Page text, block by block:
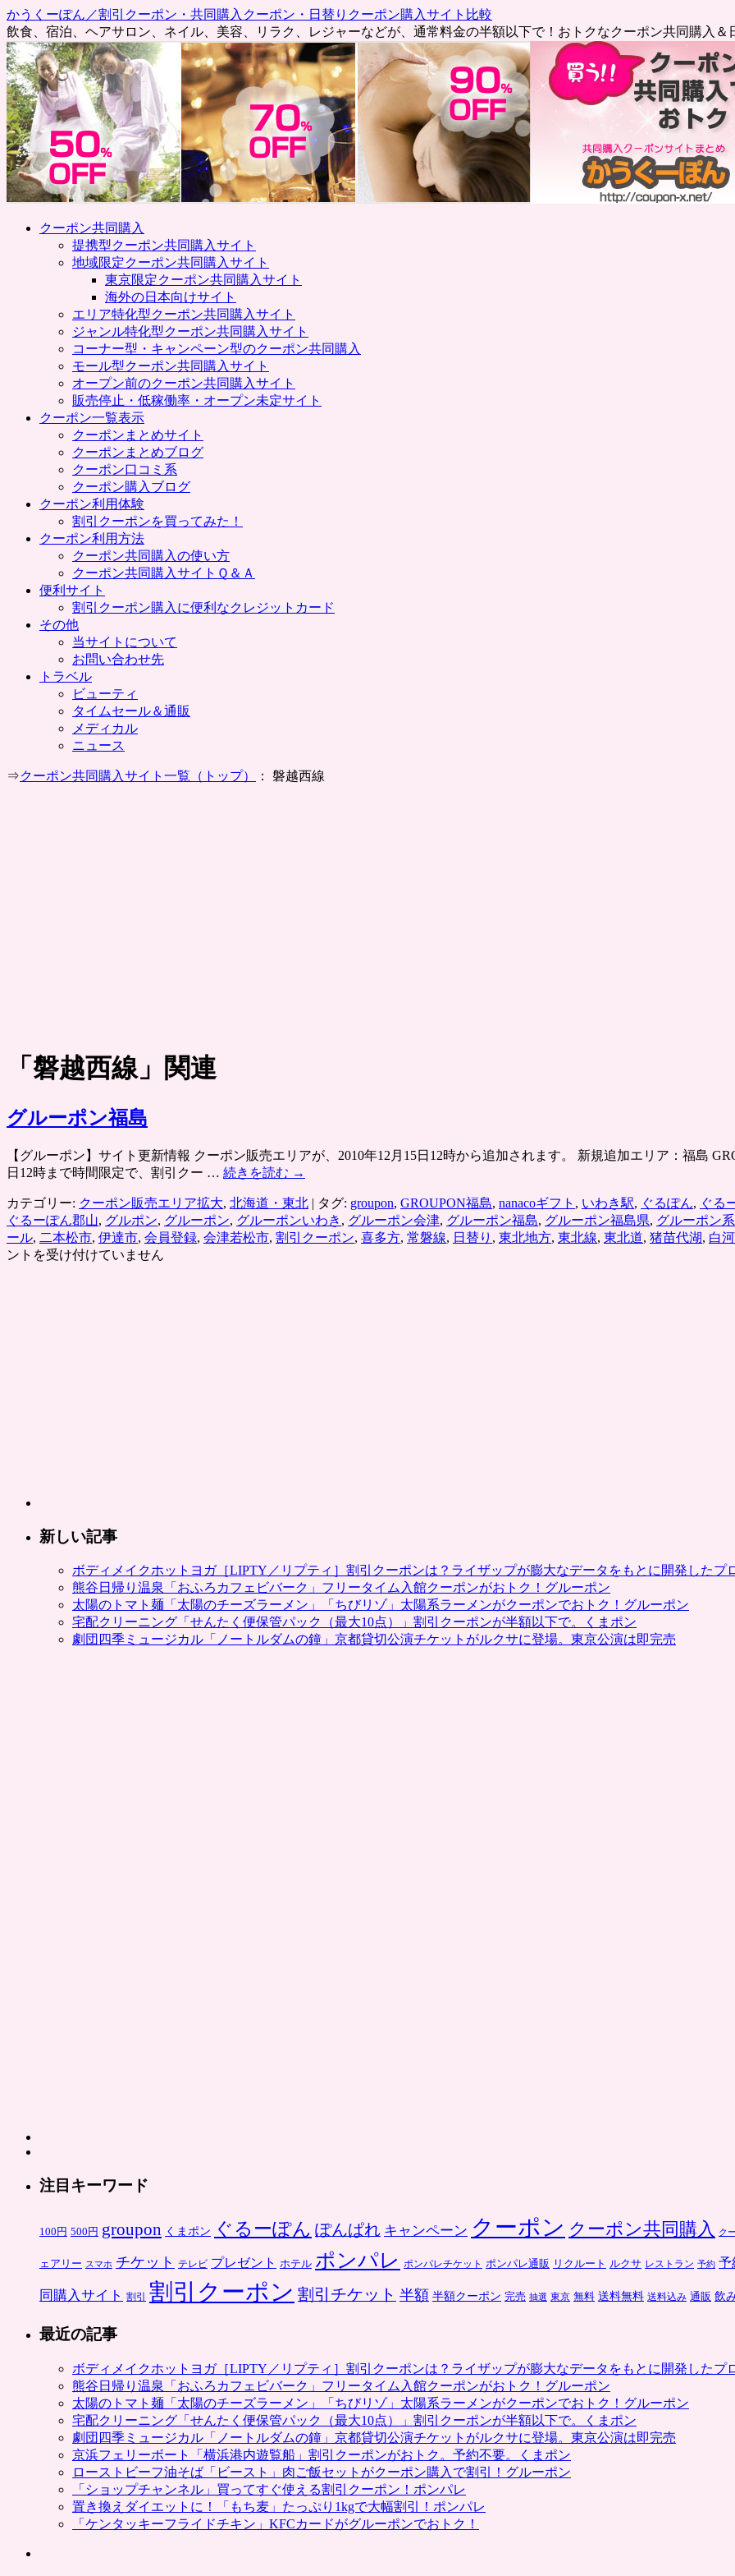
かうくーぽん／割引クーポン・共同購入クーポン・日替りクーポン購入サイト比較
飲食、宿泊、ヘアサロン、ネイル、美容、リラク、レジャーなどが、通常料金の半額以下で！おトクなクーポン共同購入
クーポン共同購入
提携型クーポン共同購入サイト
地域限定クーポン共同購入サイト
東京限定クーポン共同購入サイト
海外の日本向けサイト
エリア特化型クーポン共同購入サイト
ジャンル特化型クーポン共同購入サイト
コーナー型・キャンペーン型のクーポン共同購入
モール型クーポン共同購入サイト
オープン前のクーポン共同購入サイト
販売停止・低稼働率・オープン未定サイト
クーポン一覧表示
クーポンまとめサイト
クーポンまとめブログ
クーポン口コミ系
クーポン購入ブログ
クーポン利用体験
割引クーポンを買ってみた！
クーポン利用方法
クーポン共同購入の使い方
クーポン共同購入サイトＱ＆Ａ
便利サイト
割引クーポン購入に便利なクレジットカード
その他
当サイトについて
お問い合わせ先
トラベル
ビューティ
タイムセール＆通販
メディカル
ニュース
⇒クーポン共同購入サイト一覧（トップ） ： 磐越西線
「 磐越西線」関連
グルーポン福島
【グルーポン】サイト更新情報 クーポン販売エリアが、2010年12月15日12時から追加されます。 新規追加エリア：福島
日12時まで時間限定で、割引クー … 続きを読む →
カテゴリー: クーポン販売エリア拡大, 北海道・東北 | タグ: groupon, GROUPON福島, nanacoギフト , いわき駅, ぐるぽん, ぐる
ぐるーぽん郡山, グルポン, グルーポン, グルーポンいわき , グルーポン会津, グルーポン福島, グルーポン福島県, グルーポン系
ール, 二本松市, 伊達市, 会員登録, 会津若松市, 割引クーポン, 喜多方, 常磐線, 日替り , 東北地方, 東北線, 東北道, 猪苗代湖, 白
ントを受け付けていません
新しい記事
ボディメイクホットヨガ［LIPTY／リプティ］割引クーポンは？ライザップが膨大なデータをもとに開発したプ
熊谷日帰り温泉「おふろカフェビバーク」フリータイム入館クーポンがおトク！グルーポン
太陽のトマト麺「太陽のチーズラーメン」「ちびリゾ」太陽系ラーメンがクーポンでおトク！グルーポン
宅配クリーニング「せんたく便保管パック（最大10点）」割引クーポンが半額以下で。くまポン
劇団四季ミュージカル「ノートルダムの鐘」京都貸切公演チケットがルクサに登場。東京公演は即完売
注目キーワード
100円 500円 groupon くまポン ぐるーぽん ぽんぱれ キャンペーン クーポン クーポン共同購入 ク
ェアリー スマホ チケット テレビ プレゼント ホテル ポンパレ ポンパレチケット ポンパレ通販 リクルート ルクサ レストラン 予約 予
同購入サイト 割引 割引クーポン 割引チケット 半額 半額クーポン 完売 抽選 東京 無料 送料無料 送料込み 通販 飲
最近の記事
ボディメイクホットヨガ［LIPTY／リプティ］割引クーポンは？ライザップが膨大なデータをもとに開発したプ
熊谷日帰り温泉「おふろカフェビバーク」フリータイム入館クーポンがおトク！グルーポン
太陽のトマト麺「太陽のチーズラーメン」「ちびリゾ」太陽系ラーメンがクーポンでおトク！グルーポン
宅配クリーニング「せんたく便保管パック（最大10点）」割引クーポンが半額以下で。くまポン
劇団四季ミュージカル「ノートルダムの鐘」京都貸切公演チケットがルクサに登場。東京公演は即完売
京浜フェリーボート「横浜港内遊覧船」割引クーポンがおトク。予約不要。くまポン
ローストビーフ油そば「ビースト」肉ご飯セットがクーポン購入で割引！グルーポン
「ショップチャンネル」買ってすぐ使える割引クーポン！ポンパレ
置き換えダイエットに！「もち麦」たっぷり1kgで大幅割引！ポンパレ
「ケンタッキーフライドチキン」KFCカードがグルーポンでおトク！